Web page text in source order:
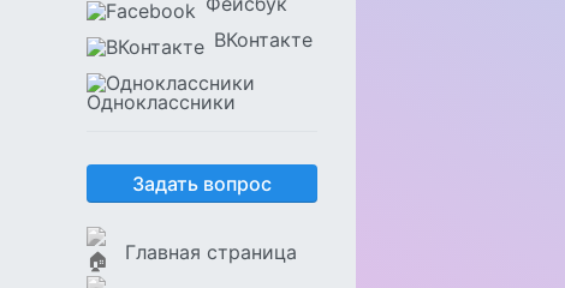
ВКонтакте
Одноклассники
Задать вопрос
Главная страница